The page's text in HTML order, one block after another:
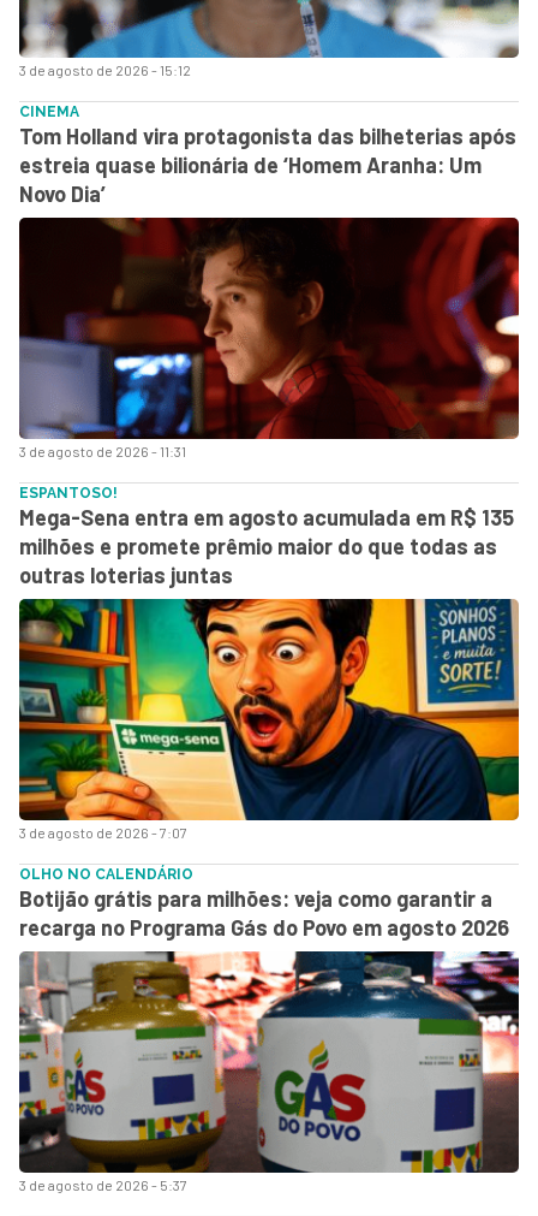
3 de agosto de 2026 - 15:12
3 de agosto de 2026 - 11:31
CINEMA
Tom Holland vira protagonista das bilheterias após
estreia quase bilionária de ‘Homem Aranha: Um
Novo Dia’
3 de agosto de 2026 - 7:07
ESPANTOSO!
Mega-Sena entra em agosto acumulada em R$ 135
milhões e promete prêmio maior do que todas as
outras loterias juntas
3 de agosto de 2026 - 5:37
OLHO NO CALENDÁRIO
Botijão grátis para milhões: veja como garantir a
recarga no Programa Gás do Povo em agosto 2026